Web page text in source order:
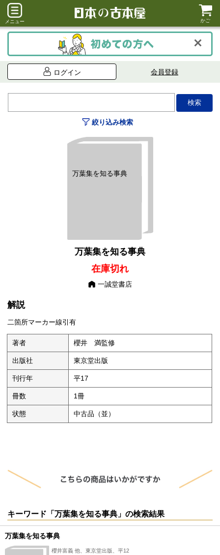
メニュー かご
ログイン 会員登録
絞り込み検索
万葉集を知る事典
万葉集を知る事典
在庫切れ
一誠堂書店
解説
二箇所マーカー線引有
著者 櫻井 満監修
出版社 東京堂出版
刊行年 平17
冊数 1冊
状態 中古品（並）
キーワード「万葉集を知る事典」の検索結果
万葉集を知る事典
櫻井富義 他、東京堂出版、平12